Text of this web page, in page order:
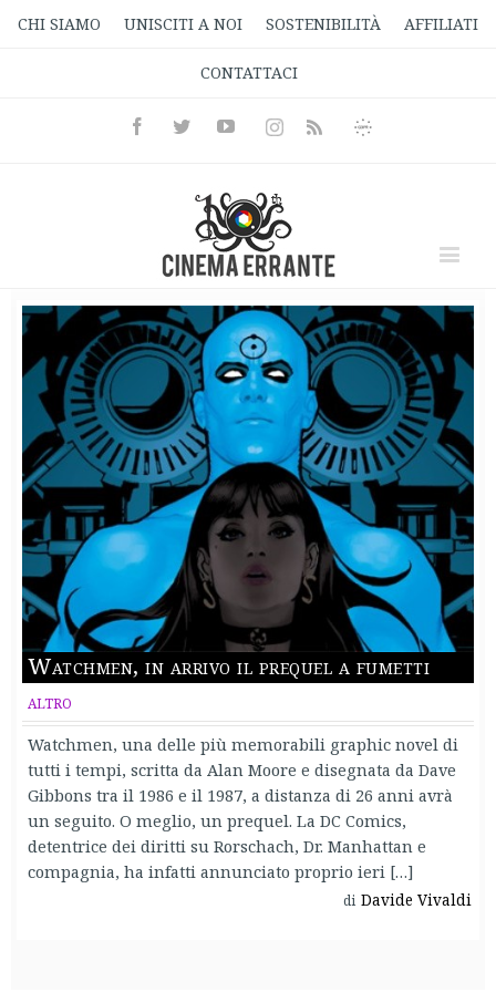
CHI SIAMO UNISCITI A NOI SOSTENIBILITÀ AFFILIATI
CONTATTACI
FacebookTwitterYoutubeInstagramRss
Informativa
Watchmen, in arrivo il prequel a fumetti
ALTRO
Watchmen, una delle più memorabili graphic novel di
tutti i tempi, scritta da Alan Moore e disegnata da Dave
Gibbons tra il 1986 e il 1987, a distanza di 26 anni avrà
un seguito. O meglio, un prequel. La DC Comics,
detentrice dei diritti su Rorschach, Dr. Manhattan e
compagnia, ha infatti annunciato proprio ieri […]
di Davide Vivaldi